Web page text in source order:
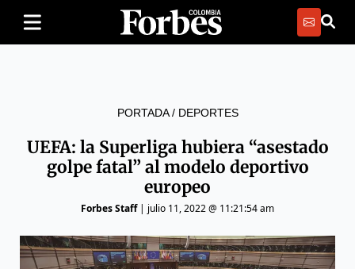
PORTADA/ DEPORTES
UEFA: la Superliga hubiera “asestado
golpe fatal” al modelo deportivo
europeo
Forbes Staff| julio 11, 2022 @ 11:21:54 am